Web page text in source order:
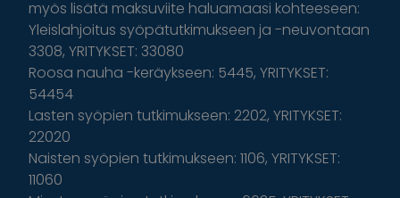
myös lisätä maksuviite haluamaasi kohteeseen:
Yleislahjoitus syöpätutkimukseen ja -neuvontaan
3308, YRITYKSET: 33080
Roosa nauha -keräykseen: 5445, YRITYKSET:
54454
Lasten syöpien tutkimukseen: 2202, YRITYKSET:
22020
Naisten syöpien tutkimukseen: 1106, YRITYKSET:
11060